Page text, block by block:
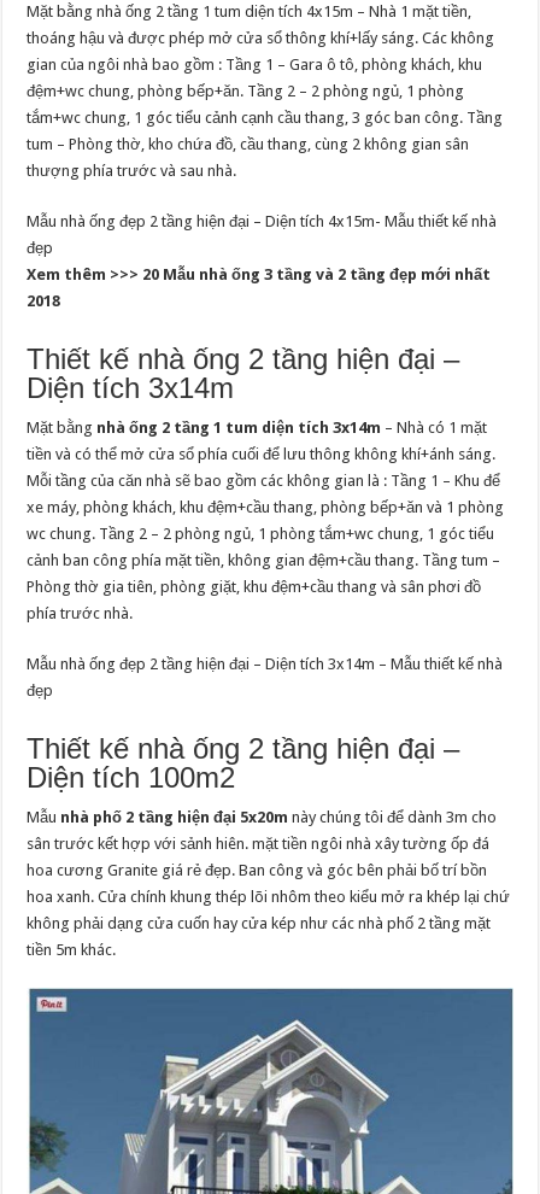
Mặt bằng nhà ống 2 tầng 1 tum diện tích 4x15m – Nhà 1 mặt tiền,
thoáng hậu và được phép mở cửa sổ thông khí+lấy sáng. Các không
gian của ngôi nhà bao gồm : Tầng 1 – Gara ô tô, phòng khách, khu
đệm+wc chung, phòng bếp+ăn. Tầng 2 – 2 phòng ngủ, 1 phòng
tắm+wc chung, 1 góc tiểu cảnh cạnh cầu thang, 3 góc ban công. Tầng
tum – Phòng thờ, kho chứa đồ, cầu thang, cùng 2 không gian sân
thượng phía trước và sau nhà.
Mẫu nhà ống đẹp 2 tầng hiện đại – Diện tích 4x15m- Mẫu thiết kế nhà
đẹp
Xem thêm >>> 20 Mẫu nhà ống 3 tầng và 2 tầng đẹp mới nhất
2018
Thiết kế nhà ống 2 tầng hiện đại –
Diện tích 3x14m
Mặt bằng nhà ống 2 tầng 1 tum diện tích 3x14m – Nhà có 1 mặt
tiền và có thể mở cửa sổ phía cuối để lưu thông không khí+ánh sáng.
Mỗi tầng của căn nhà sẽ bao gồm các không gian là : Tầng 1 – Khu để
xe máy, phòng khách, khu đệm+cầu thang, phòng bếp+ăn và 1 phòng
wc chung. Tầng 2 – 2 phòng ngủ, 1 phòng tắm+wc chung, 1 góc tiểu
cảnh ban công phía mặt tiền, không gian đệm+cầu thang. Tầng tum –
Phòng thờ gia tiên, phòng giặt, khu đệm+cầu thang và sân phơi đồ
phía trước nhà.
Mẫu nhà ống đẹp 2 tầng hiện đại – Diện tích 3x14m – Mẫu thiết kế nhà
đẹp
Thiết kế nhà ống 2 tầng hiện đại –
Diện tích 100m2
Mẫu nhà phố 2 tầng hiện đại 5x20m này chúng tôi để dành 3m cho
sân trước kết hợp với sảnh hiên. mặt tiền ngôi nhà xây tường ốp đá
hoa cương Granite giá rẻ đẹp. Ban công và góc bên phải bố trí bồn
hoa xanh. Cửa chính khung thép lõi nhôm theo kiểu mở ra khép lại chứ
không phải dạng cửa cuốn hay cửa kép như các nhà phố 2 tầng mặt
tiền 5m khác.